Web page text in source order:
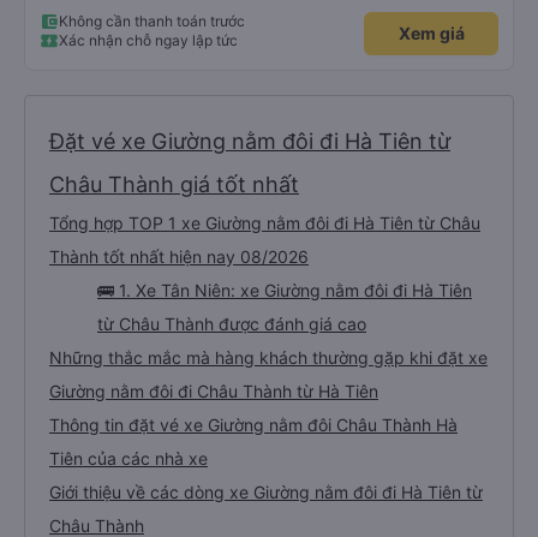
điểm dừng, họ đánh thức chúng tôi dậy và đảm bảo chúng tôi đã sẵn sàng.
Nhìn chung, đó là một trải nghiệm tốt. Mỗi giường đều có gối và chăn, và đủ
chỗ cho 1 người lớn và 1 trẻ em nằm thoải mái.
Không cần thanh toán trước
Xác nhận chỗ ngay lập tức
Xem giá
Đặt vé xe Giường nằm đôi đi Hà Tiên từ
Châu Thành giá tốt nhất
Tổng hợp TOP 1 xe Giường nằm đôi đi Hà Tiên từ Châu
Thành tốt nhất hiện nay 08/2026
🚌 1. Xe Tân Niên: xe Giường nằm đôi đi Hà Tiên
từ Châu Thành được đánh giá cao
Những thắc mắc mà hàng khách thường gặp khi đặt xe
Giường nằm đôi đi Châu Thành từ Hà Tiên
Thông tin đặt vé xe Giường nằm đôi Châu Thành Hà
Tiên của các nhà xe
Giới thiệu về các dòng xe Giường nằm đôi đi Hà Tiên từ
Châu Thành